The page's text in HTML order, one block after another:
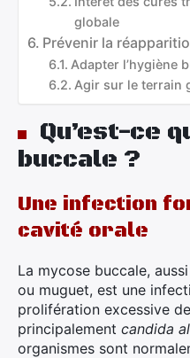
globale
Prévenir la
Adapter l’hygiène
Agir sur le terrain
Qu’est-ce
buccale ?
Une infection
cavité orale
La mycose buccale,
ou muguet, est une
prolifération excessive
principalement candida
organismes sont